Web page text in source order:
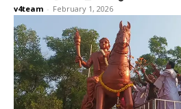
v4team - February 1, 2026